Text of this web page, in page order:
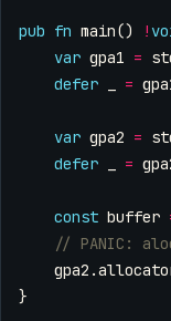
pub fn main() !
var gpa1 =
defer
=
var gpa2 =
defer
=
const buffer
gpa2 .
}